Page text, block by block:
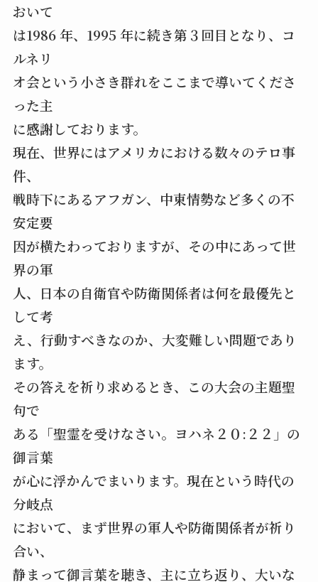
おいて
は1986 年、1995 年に続き第３回目となり、コ
ルネリ
オ会という小さき群れをここまで導いてくださ
った主
に感謝しております。
現在、世界にはアメリカにおける数々のテロ事
件、
戦時下にあるアフガン、中東情勢など多くの不
安定要
因が横たわっておりますが、その中にあって世
界の軍
人、日本の自衛官や防衛関係者は何を最優先と
して考
え、行動すべきなのか、大変難しい問題であり
ます。
その答えを祈り求めるとき、この大会の主題聖
句で
ある「聖霊を受けなさい。ヨハネ２０:２２」の
御言葉
が心に浮かんでまいります。現在という時代の
分岐点
において、まず世界の軍人や防衛関係者が祈り
合い、
静まって御言葉を聴き、主に立ち返り、大いな